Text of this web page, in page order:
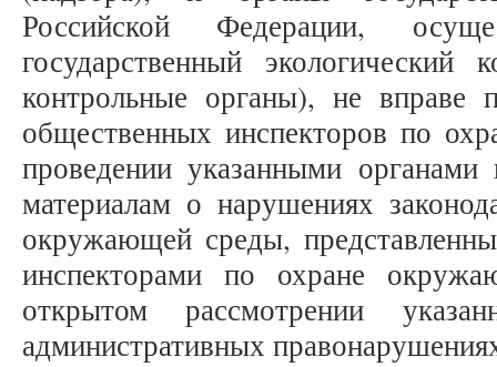
Российской Федерации,
государственный
контрольные органы), не вправе
общественных инспекторов по
проведении указанными органами
материалам о нарушениях
окружающей среды,
инспекторами по охране
открытом рассмотрении
административных